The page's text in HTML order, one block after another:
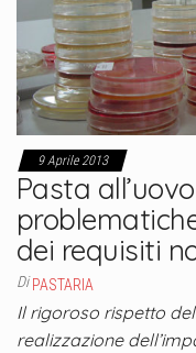
9 Aprile 2013
Pasta
dei requisiti
Di PASTARIA
Il rigoroso rispetto
realizzazione